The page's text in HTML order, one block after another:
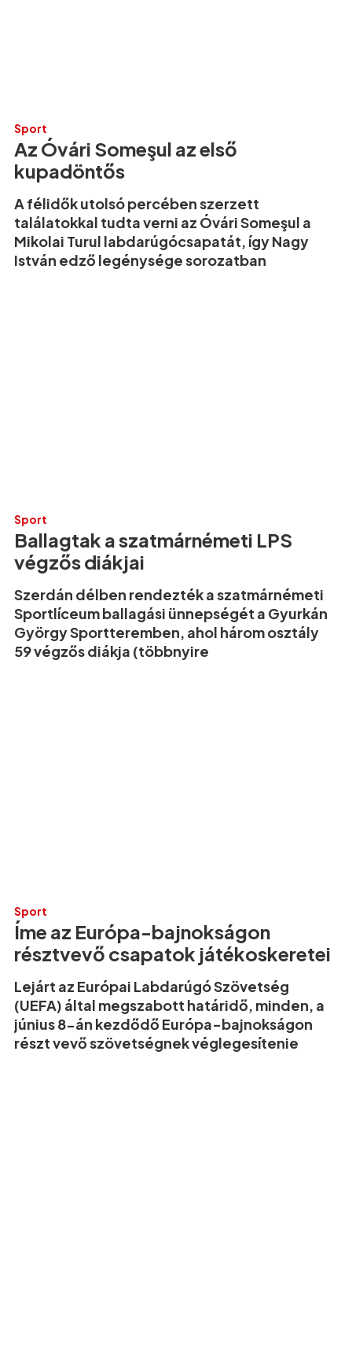
Sport
Az Óvári Someşul az első
kupadöntős
A félidők utolsó percében szerzett
találatokkal tudta verni az Óvári Someşul a
Mikolai Turul labdarúgócsapatát, így Nagy
István edző legénysége sorozatban
Sport
Ballagtak a szatmárnémeti LPS
végzős diákjai
Szerdán délben rendezték a szatmárnémeti
Sportlíceum ballagási ünnepségét a Gyurkán
György Sportteremben, ahol három osztály
59 végzős diákja (többnyire
Sport
Íme az Európa-bajnokságon
résztvevő csapatok játékoskeretei
Lejárt az Európai Labdarúgó Szövetség
(UEFA) által megszabott határidő, minden, a
június 8-án kezdődő Európa-bajnokságon
részt vevő szövetségnek véglegesítenie